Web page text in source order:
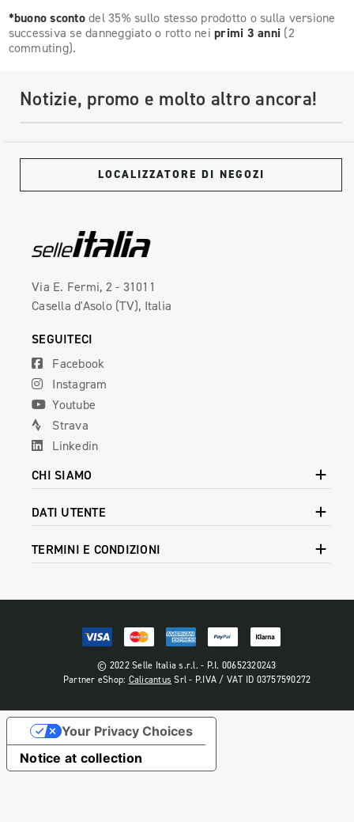
*buono scontodel 35% sullo stesso prodotto o sulla versione
successiva se danneggiato o rotto nei primi 3 anni (2
commuting).
Notizie, promo e molto altro ancora!
LOCALIZZATORE DI NEGOZI
Via E. Fermi, 2 - 31011
Casella d'Asolo (TV), Italia
SEGUITECI
Facebook
Instagram
Youtube
Strava
Linkedin
CHI SIAMO
DATI UTENTE
TERMINI E CONDIZIONI
© 2022 Selle Italia s.r.l. - P.I. 00652320243
Partner eShop: Calicantus Srl - P.IVA / VAT ID 03757590272
Notice at collection
Your Privacy Choices